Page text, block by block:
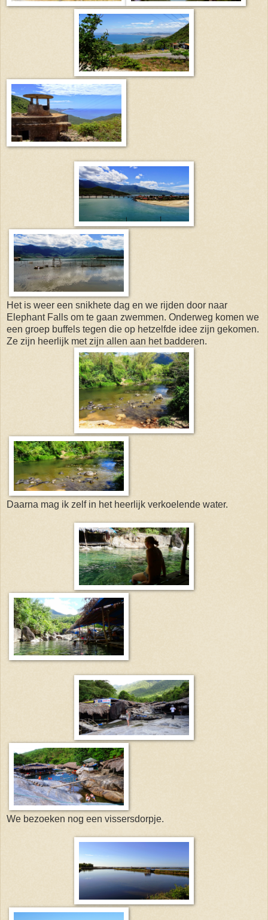
Het is weer een snikhete dag en we rijden door naar
Elephant Falls om te gaan zwemmen. Onderweg komen we
een groep buffels tegen die op hetzelfde idee zijn gekomen.
Ze zijn heerlijk met zijn allen aan het badderen.
Daarna mag ik zelf in het heerlijk verkoelende water.
We bezoeken nog een vissersdorpje.